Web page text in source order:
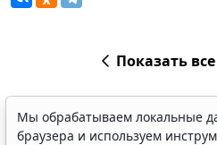
Показать
Мы обрабатываем локальные
браузера и используем